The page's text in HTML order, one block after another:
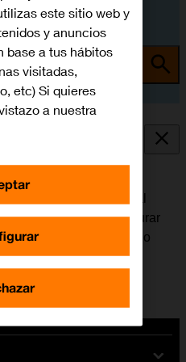
de la actualización
en segundo plano al
móvil se puede configurar
de las apps en segundo
notificaciones
este sitio web y
y anuncios
base a tus hábitos
visitadas,
etc) Si quieres
a nuestra